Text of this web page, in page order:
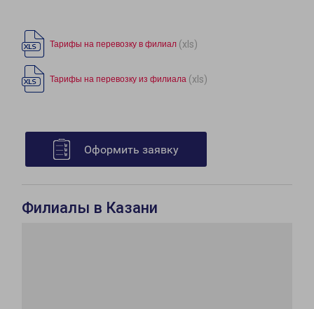
Тарифы на перевозку в филиал (xls)
Тарифы на перевозку из филиала (xls)
Оформить заявку
Филиалы в Казани